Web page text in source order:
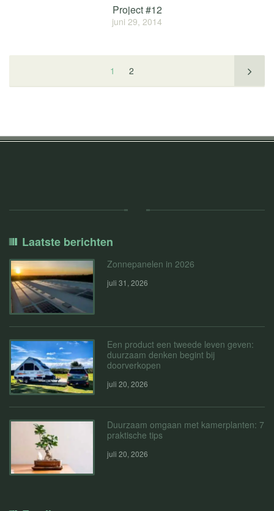
Project #12
juni 29, 2014
1 2
Laatste berichten
Zonnepanelen in 2026
juli 31, 2026
Een product een tweede leven geven:
duurzaam denken begint bij
doorverkopen
juli 20, 2026
Duurzaam omgaan met kamerplanten: 7
praktische tips
juli 20, 2026